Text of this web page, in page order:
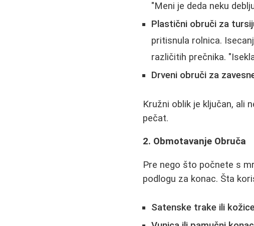
"Meni je deda neku
Plastični obruči za
pritisnula rolnica.
različitih prečnika.
Drveni obruči za
Kružni oblik je ključan, ali
pečat.
2. Obmotavanje Obruča
Pre nego što počnete s
podlogu za konac. Šta
Satenske trake ili